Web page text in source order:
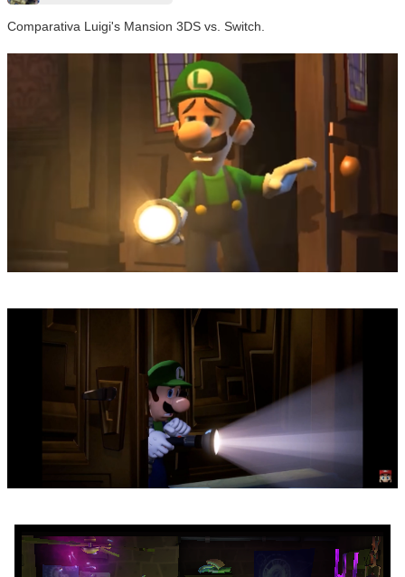
Comparativa Luigi's Mansion 3DS vs. Switch.